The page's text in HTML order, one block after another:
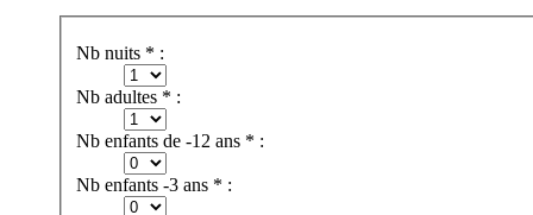
Nb nuits * :
Nb adultes * :
Nb enfants de -12 ans * :
Nb enfants -3 ans * :